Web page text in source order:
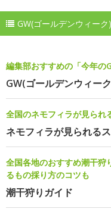
GW(ゴールデンウィー
編集部おすすめの「今年の
GW(ゴールデンウィー
全国のネモフィラが見られ
ネモフィラが見られる
全国各地のおすすめ潮干狩
るもの採り方のコツも
潮干狩りガイド